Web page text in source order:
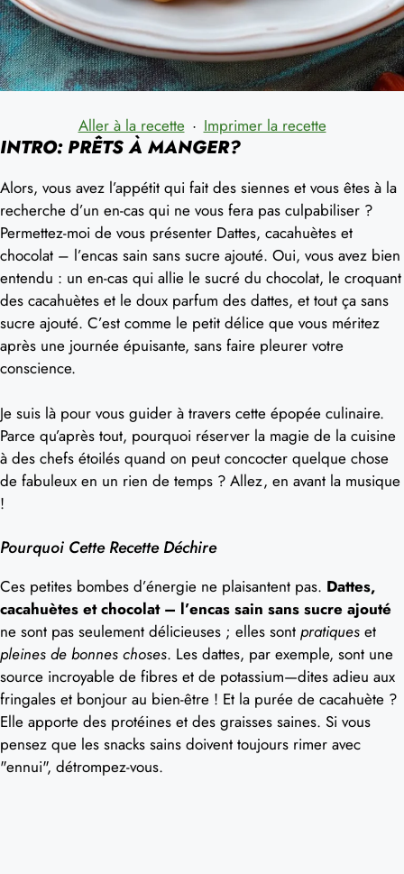
Aller à la recette · Imprimer la recette
INTRO: PRÊTS À MANGER?
Alors, vous avez l’appétit qui fait des siennes et vous êtes à la
recherche d’un en-cas qui ne vous fera pas culpabiliser ?
Permettez-moi de vous présenter Dattes, cacahuètes et
chocolat – l’encas sain sans sucre ajouté. Oui, vous avez bien
entendu : un en-cas qui allie le sucré du chocolat, le croquant
des cacahuètes et le doux parfum des dattes, et tout ça sans
sucre ajouté. C’est comme le petit délice que vous méritez
après une journée épuisante, sans faire pleurer votre
conscience.
Je suis là pour vous guider à travers cette épopée culinaire.
Parce qu’après tout, pourquoi réserver la magie de la cuisine
à des chefs étoilés quand on peut concocter quelque chose
de fabuleux en un rien de temps ? Allez, en avant la musique
!
Pourquoi Cette Recette Déchire
Ces petites bombes d’énergie ne plaisantent pas. Dattes,
cacahuètes et chocolat – l’encas sain sans sucre ajouté
ne sont pas seulement délicieuses ; elles sont pratiques et
pleines de bonnes choses. Les dattes, par exemple, sont une
source incroyable de fibres et de potassium—dites adieu aux
fringales et bonjour au bien-être ! Et la purée de cacahuète ?
Elle apporte des protéines et des graisses saines. Si vous
pensez que les snacks sains doivent toujours rimer avec
"ennui", détrompez-vous.